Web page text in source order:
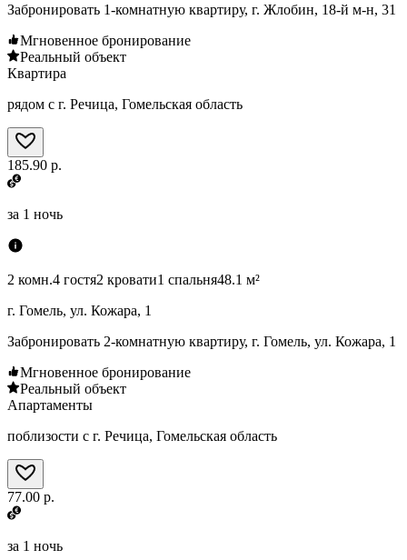
Забронировать 1-комнатную квартиру, г. Жлобин, 18-й м-н, 31
Мгновенное бронирование
Реальный объект
Квартира
рядом с г. Речица, Гомельская область
185.90 р.
за 1 ночь
2 комн.4 гостя2 кровати1 спальня48.1 м²
г. Гомель, ул. Кожара, 1
Забронировать 2-комнатную квартиру, г. Гомель, ул. Кожара, 1
Мгновенное бронирование
Реальный объект
Апартаменты
поблизости с г. Речица, Гомельская область
77.00 р.
за 1 ночь